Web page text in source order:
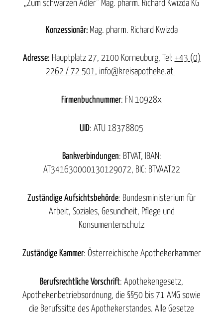
„Zum schwarzen Adler“ Mag. pharm. Richard Kwizda KG
Konzessionär: Mag. pharm. Richard Kwizda
Adresse: Hauptplatz 27, 2100 Korneuburg, Tel: +43 (0)
2262 / 72 501, info@kreisapotheke.at
Firmenbuchnummer: FN 10928x
UID: ATU 18378805
Bankverbindungen: BTVAT, IBAN:
AT341630000130129072, BIC: BTVAAT22
Zuständige Aufsichtsbehörde: Bundesministerium für
Arbeit, Soziales, Gesundheit, Pflege und
Konsumentenschutz
Zuständige Kammer: Österreichische Apothekerkammer
Berufsrechtliche Vorschrift: Apothekengesetz,
Apothekenbetriebsordnung, die §§50 bis 71 AMG sowie
die Berufssitte des Apothekerstandes. Alle Gesetze